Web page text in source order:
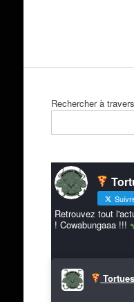
Rechercher à
Retrouvez tout
! Cowabungaaa !!!